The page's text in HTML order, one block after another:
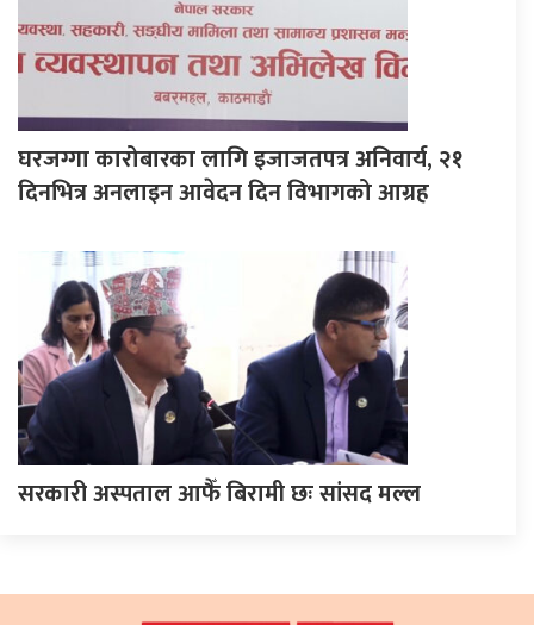
घरजग्गा कारोबारका लागि इजाजतपत्र अनिवार्य, २१
दिनभित्र अनलाइन आवेदन दिन विभागको आग्रह
सरकारी अस्पताल आफैँ बिरामी छः सांसद मल्ल